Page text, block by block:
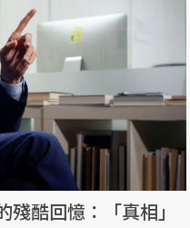
酷回憶：「真相」